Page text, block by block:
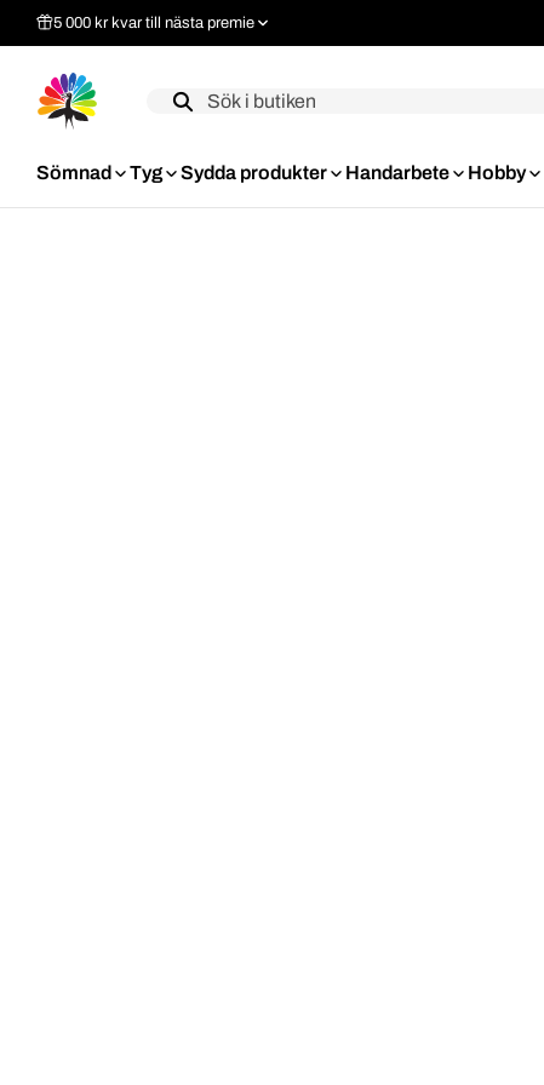
5 000 kr kvar till nästa premie
Label
Sömnad Tyg Sydda produkter Handarbete Hobby